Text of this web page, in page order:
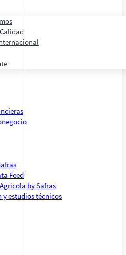
Feed
by Safras
y estudios técnicos